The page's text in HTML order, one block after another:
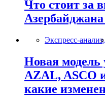
Что стоит за
Экспресс-анализ,
Новая модель
AZAL, ASCO
какие